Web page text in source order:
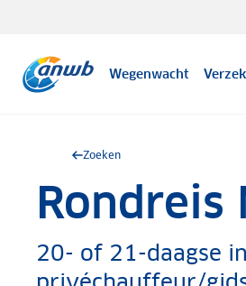
Wegenwacht
Zoeken
20- of 21-daagse